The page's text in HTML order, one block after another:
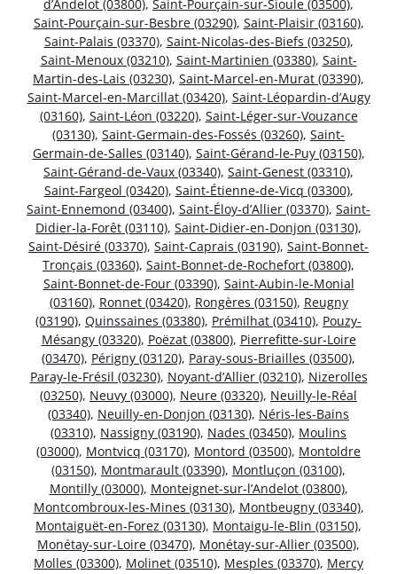
d’Andelot (03800), Saint-Pourçain-sur-Sioule (03500),
Saint-Pourçain-sur-Besbre (03290), Saint-Plaisir (03160),
Saint-Palais (03370), Saint-Nicolas-des-Biefs (03250),
Saint-Menoux (03210), Saint-Martinien (03380), Saint-
Martin-des-Lais (03230), Saint-Marcel-en-Murat (03390),
Saint-Marcel-en-Marcillat (03420), Saint-Léopardin-d’Augy
(03160), Saint-Léon (03220), Saint-Léger-sur-Vouzance
(03130), Saint-Germain-des-Fossés (03260), Saint-
Germain-de-Salles (03140), Saint-Gérand-le-Puy (03150),
Saint-Gérand-de-Vaux (03340), Saint-Genest (03310),
Saint-Fargeol (03420), Saint-Étienne-de-Vicq (03300),
Saint-Ennemond (03400), Saint-Éloy-d’Allier (03370), Saint-
Didier-la-Forêt (03110), Saint-Didier-en-Donjon (03130),
Saint-Désiré (03370), Saint-Caprais (03190), Saint-Bonnet-
Tronçais (03360), Saint-Bonnet-de-Rochefort (03800),
Saint-Bonnet-de-Four (03390), Saint-Aubin-le-Monial
(03160), Ronnet (03420), Rongères (03150), Reugny
(03190), Quinssaines (03380), Prémilhat (03410), Pouzy-
Mésangy (03320), Poëzat (03800), Pierrefitte-sur-Loire
(03470), Périgny (03120), Paray-sous-Briailles (03500),
Paray-le-Frésil (03230), Noyant-d’Allier (03210), Nizerolles
(03250), Neuvy (03000), Neure (03320), Neuilly-le-Réal
(03340), Neuilly-en-Donjon (03130), Néris-les-Bains
(03310), Nassigny (03190), Nades (03450), Moulins
(03000), Montvicq (03170), Montord (03500), Montoldre
(03150), Montmarault (03390), Montluçon (03100),
Montilly (03000), Monteignet-sur-l’Andelot (03800),
Montcombroux-les-Mines (03130), Montbeugny (03340),
Montaiguët-en-Forez (03130), Montaigu-le-Blin (03150),
Monétay-sur-Loire (03470), Monétay-sur-Allier (03500),
Molles (03300), Molinet (03510), Mesples (03370), Mercy